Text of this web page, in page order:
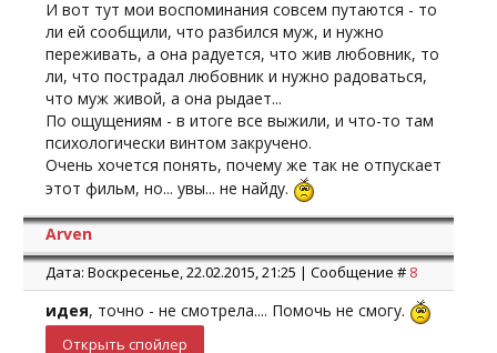
И вот тут мои воспоминания совсем путаются - то
ли ей сообщили, что разбился муж, и нужно
переживать, а она радуется, что жив любовник, то
ли, что пострадал любовник и нужно радоваться,
что муж живой, а она рыдает...
По ощущениям - в итоге все выжили, и что-то там
психологически винтом закручено.
Очень хочется понять, почему же так не отпускает
этот фильм, но... увы... не найду.
Arven
Дата: Воскресенье, 22.02.2015, 21:25 | Сообщение # 8
идея, точно - не смотрела.... Помочь не смогу.